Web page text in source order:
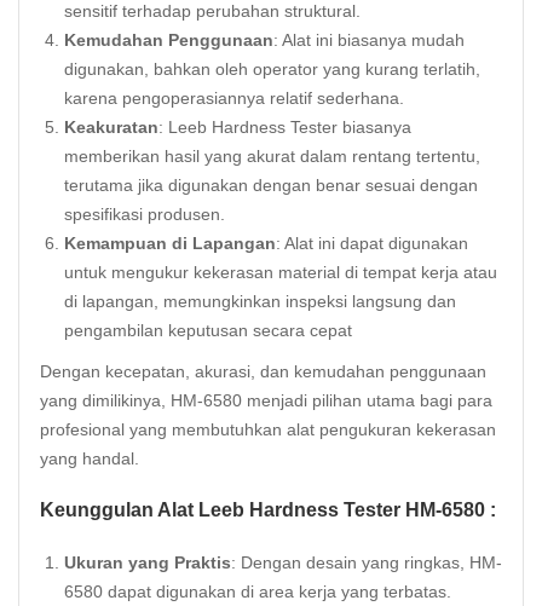
sensitif terhadap perubahan struktural.
Kemudahan Penggunaan: Alat ini biasanya mudah
digunakan, bahkan oleh operator yang kurang terlatih,
karena pengoperasiannya relatif sederhana.
Keakuratan: Leeb Hardness Tester biasanya
memberikan hasil yang akurat dalam rentang tertentu,
terutama jika digunakan dengan benar sesuai dengan
spesifikasi produsen.
Kemampuan di Lapangan: Alat ini dapat digunakan
untuk mengukur kekerasan material di tempat kerja atau
di lapangan, memungkinkan inspeksi langsung dan
pengambilan keputusan secara cepat
Dengan kecepatan, akurasi, dan kemudahan penggunaan
yang dimilikinya, HM-6580 menjadi pilihan utama bagi para
profesional yang membutuhkan alat pengukuran kekerasan
yang handal.
Keunggulan Alat Leeb Hardness Tester HM-6580 :
Ukuran yang Praktis: Dengan desain yang ringkas, HM-
6580 dapat digunakan di area kerja yang terbatas.